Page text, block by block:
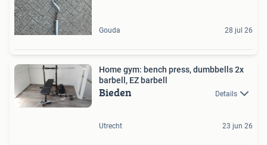
Gouda 28 jul 26
Home gym: bench press, dumbbells 2x
barbell, EZ barbell
Bieden Details
Utrecht 23 jun 26